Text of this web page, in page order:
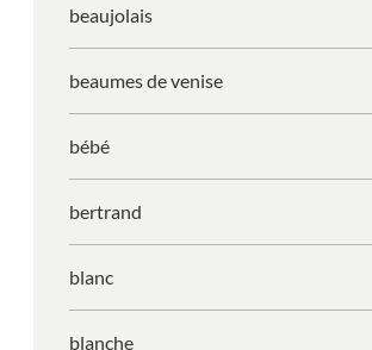
beaujolais
beaumes de venise
bébé
bertrand
blanc
blanche